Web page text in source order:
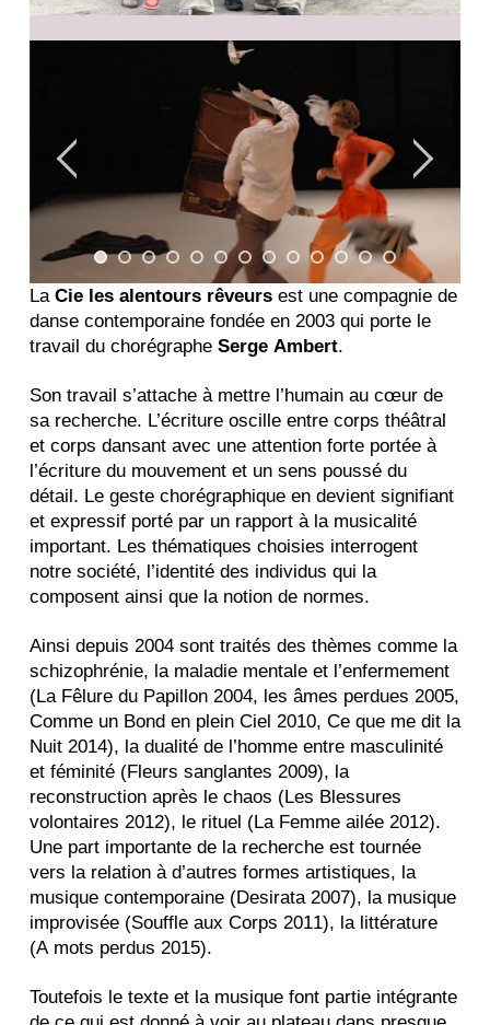
La Cie les alentours rêveursest une compagnie de
danse contemporaine fondée en 2003 qui porte le
travail du chorégraphe Serge Ambert.
Son travail s’attache à mettre l’humain au cœur de
sa recherche. L’écriture oscille entre corps théâtral
et corps dansant avec une attention forte portée à
l’écriture du mouvement et un sens poussé du
détail. Le geste chorégraphique en devient signifiant
et expressif porté par un rapport à la musicalité
important. Les thématiques choisies interrogent
notre société, l’identité des individus qui la
composent ainsi que la notion de normes.
Ainsi depuis 2004 sont traités des thèmes comme la
schizophrénie, la maladie mentale et l’enfermement
(La Fêlure du Papillon 2004, les âmes perdues 2005,
Comme un Bond en plein Ciel 2010, Ce que me dit la
Nuit 2014), la dualité de l’homme entre masculinité
et féminité (Fleurs sanglantes 2009), la
reconstruction après le chaos (Les Blessures
volontaires 2012), le rituel (La Femme ailée 2012).
Une part importante de la recherche est tournée
vers la relation à d’autres formes artistiques, la
musique contemporaine (Desirata 2007), la musique
improvisée (Souffle aux Corps 2011), la littérature
(A mots perdus 2015).
Toutefois le texte et la musique font partie intégrante